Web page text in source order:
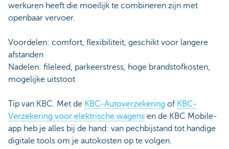
werkuren heeft die moeilijk te combineren zijn met
openbaar vervoer.
Voordelen: comfort, flexibiliteit, geschikt voor langere
afstanden
Nadelen: fileleed, parkeerstress, hoge brandstofkosten,
mogelijke uitstoot
Tip van KBC. Met de KBC-Autoverzekering of KBC-
Verzekering voor elektrische wagens en de KBC Mobile-
app heb je alles bij de hand: van pechbijstand tot handige
digitale tools om je autokosten op te volgen.